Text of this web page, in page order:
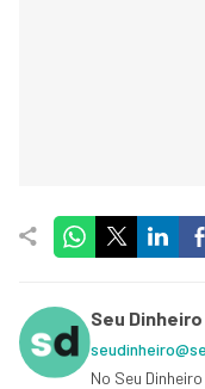
Seu Dinheiro
No Seu